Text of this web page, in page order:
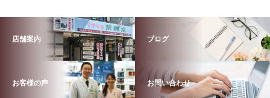
店舗案内 ブログ
お客様の声 お問い合わせ